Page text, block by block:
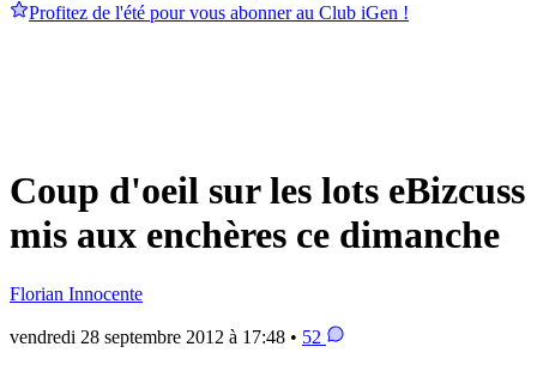
Profitez de l'été pour vous abonner au Club iGen !
Coup d'oeil sur les lots eBizcuss
mis aux enchères ce dimanche
Florian Innocente
vendredi 28 septembre 2012 à 17:48 • 52